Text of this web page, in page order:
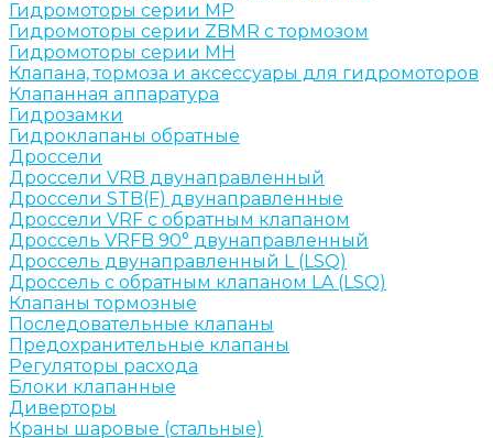
Гидромоторы серии MP
Гидромоторы серии ZBMR с тормозом
Гидромоторы серии МH
Клапана, тормоза и аксессуары для гидромоторов
Клапанная аппаратура
Гидрозамки
Гидроклапаны обратные
Дроссели
Дроссели VRB двунаправленный
Дроссели STB(F) двунаправленные
Дроссели VRF с обратным клапаном
Дроссель VRFB 90° двунаправленный
Дроссель двунаправленный L (LSQ)
Дроссель с обратным клапаном LA (LSQ)
Клапаны тормозные
Последовательные клапаны
Предохранительные клапаны
Регуляторы расхода
Блоки клапанные
Диверторы
Краны шаровые (стальные)